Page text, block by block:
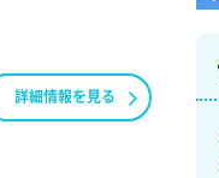
詳細情報を見る